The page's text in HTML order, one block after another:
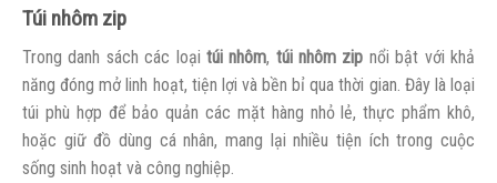
Túi nhôm zip
Trong danh sách các loại túi nhôm, túi nhôm zip nổi bật với khả
năng đóng mở linh hoạt, tiện lợi và bền bỉ qua thời gian. Đây là loại
túi phù hợp để bảo quản các mặt hàng nhỏ lẻ, thực phẩm khô,
hoặc giữ đồ dùng cá nhân, mang lại nhiều tiện ích trong cuộc
sống sinh hoạt và công nghiệp.